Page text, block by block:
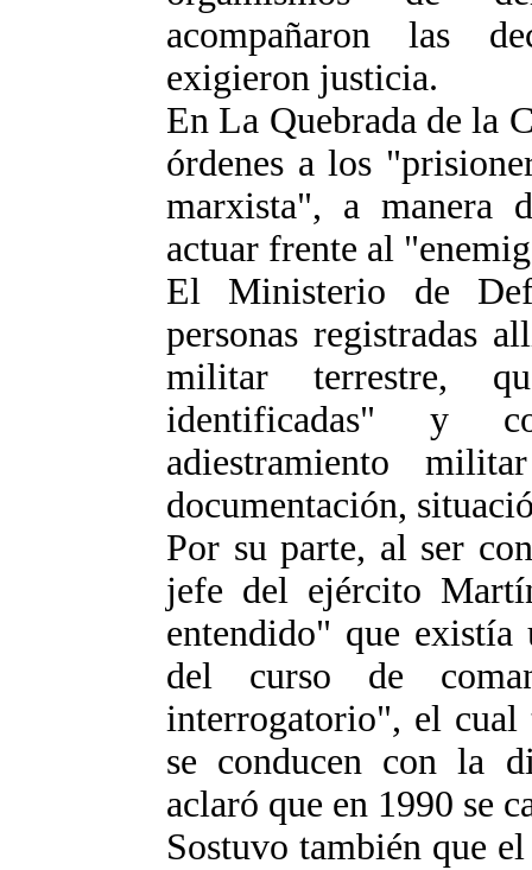
acompañaron las
exigieron justicia.
En La Quebrada de la
órdenes a los
marxista", a manera
actuar frente al
El Ministerio de
personas registradas
militar terrestre,
identificadas" y
adiestramiento
documentación,
Por su parte, al ser
jefe del ejército
entendido" que
del curso de
interrogatorio", el cual
se conducen con la
aclaró que en 1990 se
Sostuvo también que